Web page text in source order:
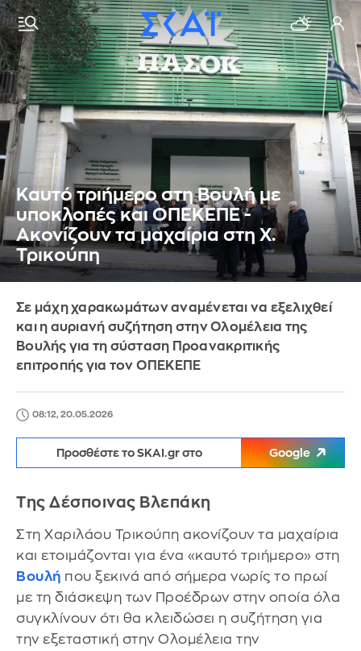
Καυτό τριήμερο στη Βουλή με
υποκλοπές και ΟΠΕΚΕΠΕ -
Ακονίζουν τα μαχαίρια στη Χ.
Τρικούπη
Σε μάχη χαρακωμάτων αναμένεται να εξελιχθεί
και η αυριανή συζήτηση στην Ολομέλεια της
Βουλής για τη σύσταση Προανακριτικής
επιτροπής για τον ΟΠΕΚΕΠΕ
08:12, 20.05.2026
Προσθέστε το SKAI.gr στο Google
Της Δέσποινας Βλεπάκη
Στη Χαριλάου Τρικούπη ακονίζουν τα μαχαίρια
και ετοιμάζονται για ένα «καυτό τριήμερο» στη
Βουλή που ξεκινά από σήμερα νωρίς το πρωί
με τη διάσκεψη των Προέδρων στην οποία όλα
συγκλίνουν ότι θα κλειδώσει η συζήτηση για
την εξεταστική στην Ολομέλεια την